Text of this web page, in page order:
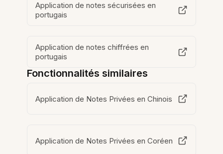
Application de notes sécurisées en
portugais
Application de notes chiffrées en
portugais
Fonctionnalités similaires
Application de Notes Privées en Chinois
Application de Notes Privées en Coréen